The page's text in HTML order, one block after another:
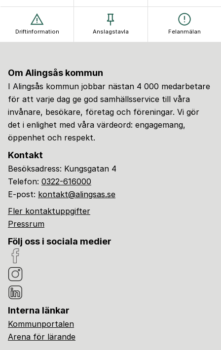
Driftinformation Anslagstavla Felanmälan
Om Alingsås kommun
I Alingsås kommun jobbar nästan 4 000 medarbetare
för att varje dag ge god samhällsservice till våra
invånare, besökare, företag och föreningar. Vi gör
det i enlighet med våra värdeord: engagemang,
öppenhet och respekt.
Kontakt
Besöksadress: Kungsgatan 4
Telefon: 0322-616000
E-post: kontakt@alingsas.se
Fler kontaktuppgifter
Pressrum
Följ oss i sociala medier
Interna länkar
Kommunportalen
Arena för lärande